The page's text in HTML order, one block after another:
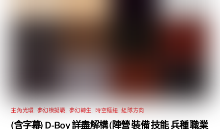
主角光環 夢幻模擬戰 夢幻轉生 時空樞紐 ,組隊方向
(含字幕) D-Boy 詳盡解構 (陣營 裝備 技能 兵種 職業